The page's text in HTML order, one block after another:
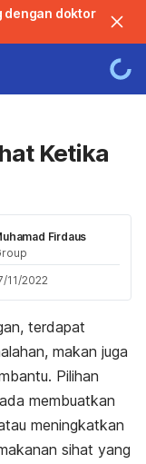
dengan doktor
Ketika
Firdaus
11/2022
terdapat
makan juga
Pilihan
membuatkan
meningkatkan
sihat yang